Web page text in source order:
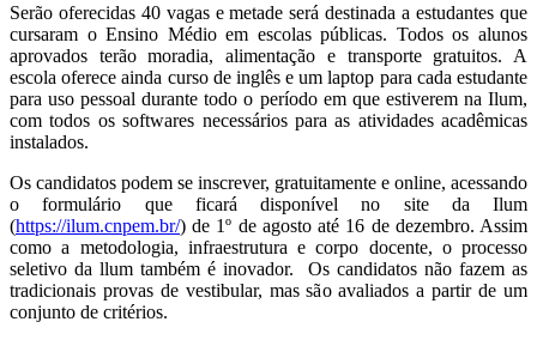
Serão oferecidas 40 vagas e metade será destinada a estudantes que
cursaram o Ensino Médio em escolas públicas. Todos os alunos
aprovados terão moradia, alimentação e transporte gratuitos. A
escola oferece ainda curso de inglês e um laptop para cada estudante
para uso pessoal durante todo o período em que estiverem na Ilum,
com todos os softwares necessários para as atividades acadêmicas
instalados.
Os candidatos podem se inscrever, gratuitamente e online, acessando
o formulário que ficará disponível no site da Ilum
(https://ilum.cnpem.br/) de 1º de agosto até 16 de dezembro. Assim
como a metodologia, infraestrutura e corpo docente, o processo
seletivo da llum também é inovador. Os candidatos não fazem as
tradicionais provas de vestibular, mas são avaliados a partir de um
conjunto de critérios.